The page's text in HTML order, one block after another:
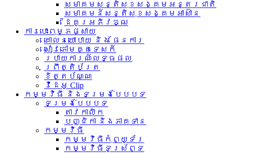
សមាគមសន្តិសុខសង្គមអន្តរជាតិ
សមាគមន៍សន្តិសុខសង្គមអាស៊ាន​
ដៃគូរអភិវឌ្ឍ
ការបោះពុម្ភផ្សាយ
គោលនយោបាយ និង ផែនការ
សៀវភៅមគ្គទេសក៍
របាយការណ៍លទ្ធផល
ព្រឹត្តិប័ត្រ
ខិត្តប័ណ្ណ
វីដេអូ Clip
កម្មវិធី និងទម្រង់បែបបទ
ទម្រង់បែបបទ
តាវកាលិក
បញ្ជិកា និងភាគទាន
កម្មវិធី
កម្មវិធីកុំព្យូទ័រ
កម្មវិធីទូរស័ព្ទ